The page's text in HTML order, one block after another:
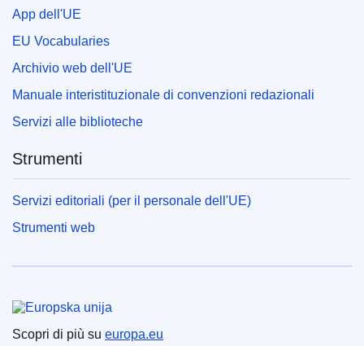
App dell'UE
EU Vocabularies
Archivio web dell'UE
Manuale interistituzionale di convenzioni redazionali
Servizi alle biblioteche
Strumenti
Servizi editoriali (per il personale dell'UE)
Strumenti web
Scopri di più su europa.eu